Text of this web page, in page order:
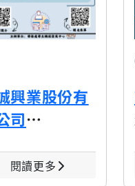
興業股份有
司
閱讀更多